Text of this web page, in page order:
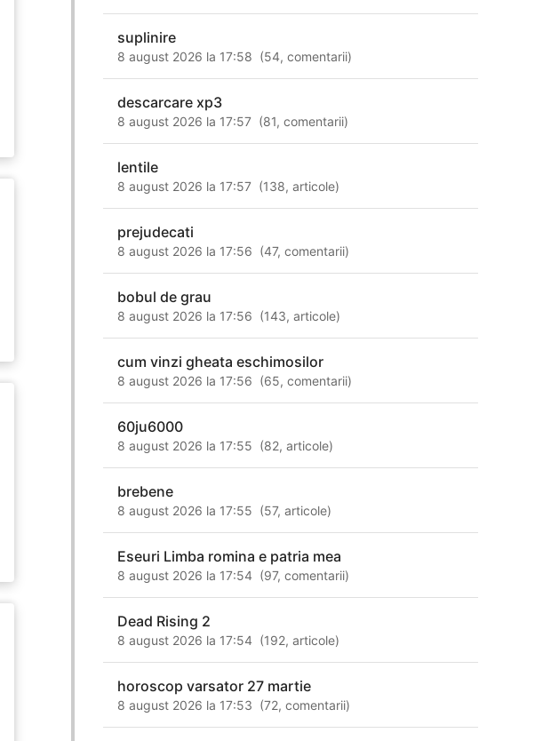
suplinire
8 august 2026 la 17:58 (54,comentarii)
descarcare xp3
8 august 2026 la 17:57 (81,comentarii)
lentile
8 august 2026 la 17:57 (138,articole)
prejudecati
8 august 2026 la 17:56 (47,comentarii)
bobul de grau
8 august 2026 la 17:56 (143,articole)
cum vinzi gheata eschimosilor
8 august 2026 la 17:56 (65,comentarii)
60ju6000
8 august 2026 la 17:55 (82,articole)
brebene
8 august 2026 la 17:55 (57,articole)
Eseuri Limba romina e patria mea
8 august 2026 la 17:54 (97,comentarii)
Dead Rising 2
8 august 2026 la 17:54 (192,articole)
horoscop varsator 27 martie
8 august 2026 la 17:53 (72,comentarii)